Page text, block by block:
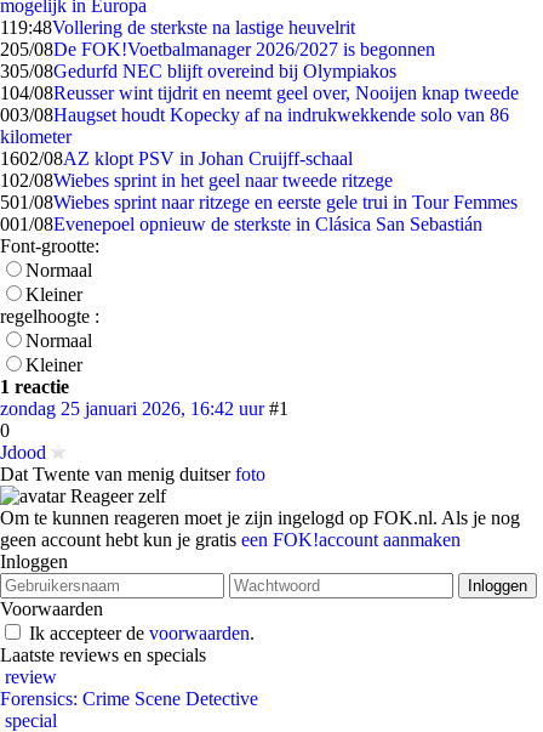
mogelijk in Europa
119:48Vollering de sterkste na lastige heuvelrit
205/08De FOK!Voetbalmanager 2026/2027 is begonnen
305/08Gedurfd NEC blijft overeind bij Olympiakos
104/08Reusser wint tijdrit en neemt geel over, Nooijen knap tweede
003/08Haugset houdt Kopecky af na indrukwekkende solo van 86
kilometer
1602/08AZ klopt PSV in Johan Cruijff-schaal
102/08Wiebes sprint in het geel naar tweede ritzege
501/08Wiebes sprint naar ritzege en eerste gele trui in Tour Femmes
001/08Evenepoel opnieuw de sterkste in Clásica San Sebastián
Font-grootte:
Normaal
Kleiner
regelhoogte :
Normaal
Kleiner
1 reactie
zondag 25 januari 2026, 16:42 uur #1
0
Jdood
Dat Twente van menig duitserfoto
Reageer zelf
Om te kunnen reageren moet je zijn ingelogd op FOK.nl. Als je nog
geen account hebt kun je gratis een FOK!account aanmaken
Inloggen
Voorwaarden
Ik accepteer de voorwaarden.
Laatste reviews en specials
review
Forensics: Crime Scene Detective
special